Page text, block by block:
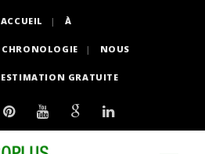
ACCUEIL À
CHRONOLOGIE NOUS
ESTIMATION GRATUITE